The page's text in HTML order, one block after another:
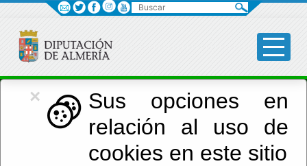
×
Sus opciones en
relación al uso de
cookies en este sitio
Asistencia Municipios
Menú Asistencia Municipios
Buscar